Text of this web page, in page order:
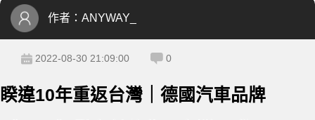
作者： ANYWAY_
2022-08-30 21:09:00 0
睽違10年重返台灣｜德國汽車品牌